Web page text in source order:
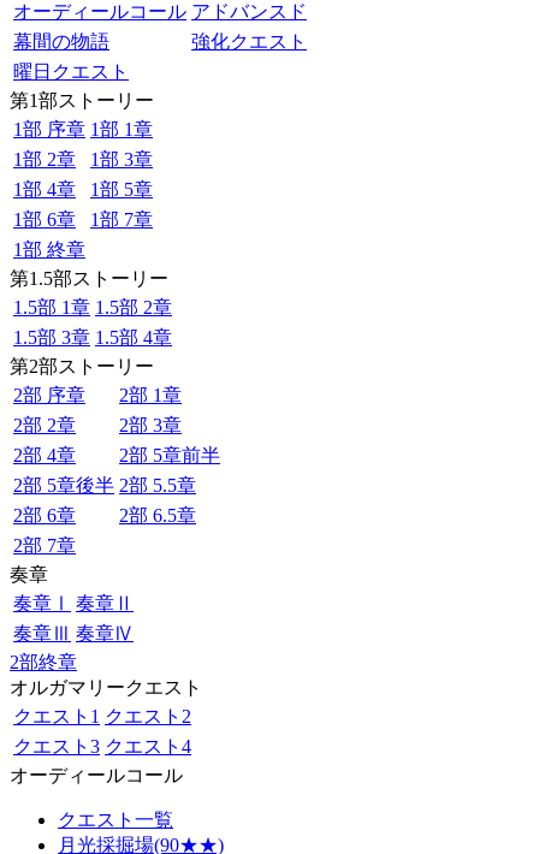
オーディールコール アドバンスド
幕間の物語
強化クエスト
曜日クエスト
第1部ストーリー
1部 序章 1部 1章
1部 2章
1部 3章
1部 4章
1部 5章
1部 6章
1部 7章
1部 終章
第1.5部ストーリー
1.5部 1章 1.5部 2章
1.5部 3章 1.5部 4章
第2部ストーリー
2部 序章
2部 1章
2部 2章
2部 3章
2部 4章
2部 5章前半
2部 5章後半 2部 5.5章
2部 6章
2部 6.5章
2部 7章
奏章
奏章Ⅰ
奏章Ⅱ
奏章Ⅲ 奏章Ⅳ
2部終章
オルガマリークエスト
クエスト1 クエスト2
クエスト3 クエスト4
オーディールコール
クエスト一覧
月光採掘場(90★★)